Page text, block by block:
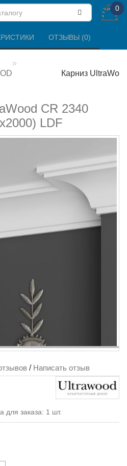
0
Карниз
CR 2340
LDF
ОТЗЫВЫ (0)
/ Написать отзыв
для заказа: 1 шт.